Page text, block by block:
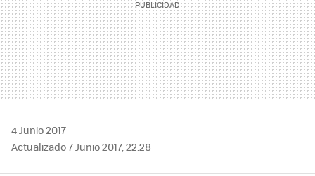
4 Junio 2017
Actualizado 7 Junio 2017, 22:28